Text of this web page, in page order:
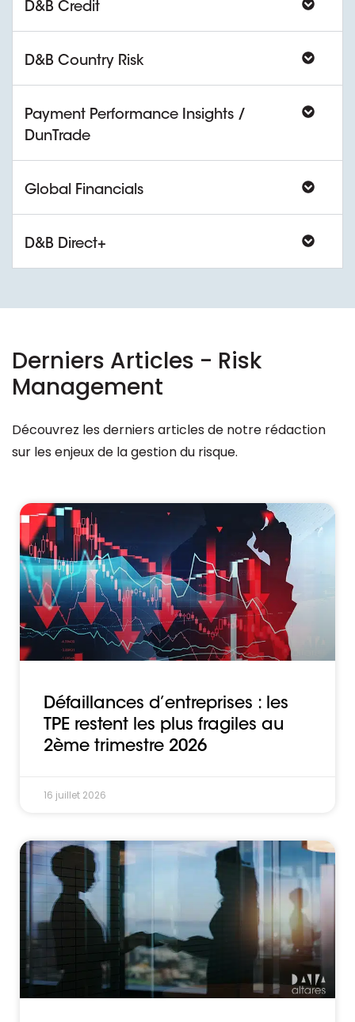
D&B Credit
D&B Country Risk
Payment Performance Insights /
DunTrade
Global Financials
D&B Direct+
Derniers Articles - Risk
Management
Découvrez les derniers articles de notre rédaction
sur les enjeux de la gestion du risque.
Défaillances d’entreprises : les
TPE restent les plus fragiles au
2ème trimestre 2026
16 juillet 2026